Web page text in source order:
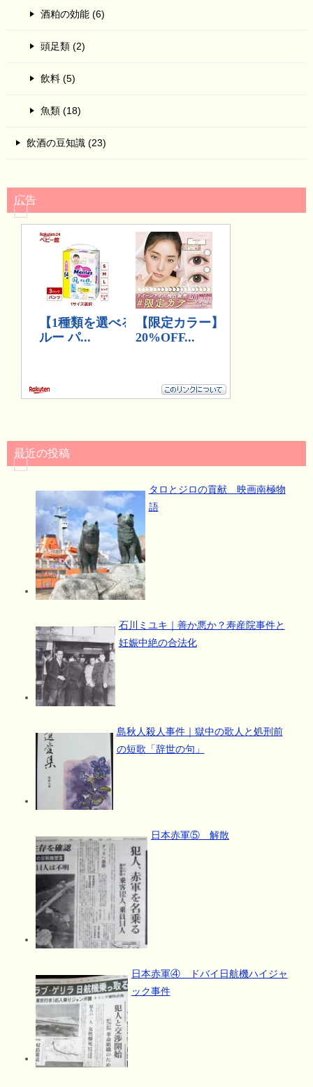
酒粕の効能 (6)
頭足類 (2)
飲料 (5)
魚類 (18)
飲酒の豆知識 (23)
広告
最近の投稿
タロとジロの貢献 映画南極物
語
石川ミユキ｜善か悪か？寿産院事件と
妊娠中絶の合法化
島秋人殺人事件｜獄中の歌人と処刑前
の短歌「辞世の句」
日本赤軍⑤ 解散
日本赤軍④ ドバイ日航機ハイジャ
ック事件